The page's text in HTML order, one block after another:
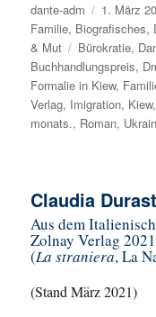
Autor
dante-adm
am
1. März
Familie, Biografisches,
& Mut
Schlagwörter
Bürokratie,
Buchhandlungspreis,
Formalie in Kiew,
Verlag, Imigration, Kiew,
monats., Roman,
Claudia
Aus dem
Zolnay Verlag
(La straniera, La
(Stand März 2021)